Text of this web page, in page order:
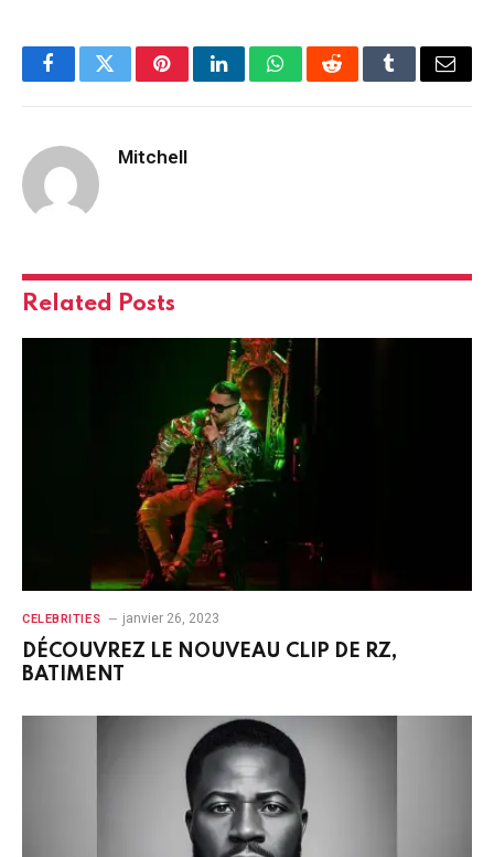
FacebookTwitterPinterestLinkedInWhatsAppRedditTumblrEmail
Mitchell
Related Posts
CELEBRITIES janvier 26, 2023
DÉCOUVREZ LE NOUVEAU CLIP DE RZ,
BATIMENT